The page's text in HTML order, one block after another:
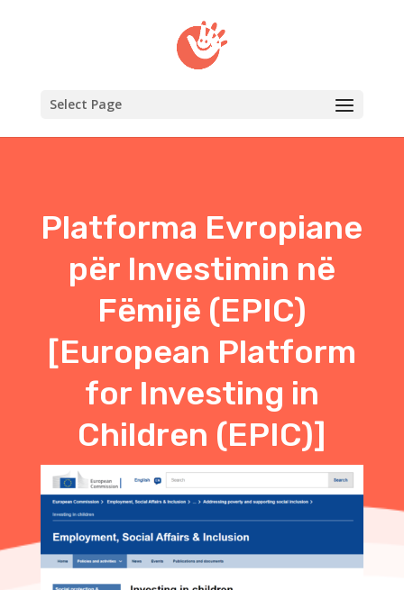
Select Page
Platforma Evropiane
për Investimin në
Fëmijë (EPIC)
[European Platform
for Investing in
Children (EPIC)]